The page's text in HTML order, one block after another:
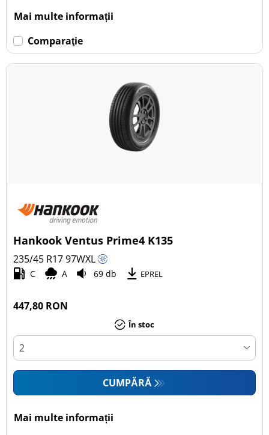
Mai multe informații
Comparaţie
Hankook Ventus Prime4 K135
235/45 R1797WXL
C A 69 db EPREL
447,80 RON
În stoc
CUMPĂRĂ
Mai multe informații